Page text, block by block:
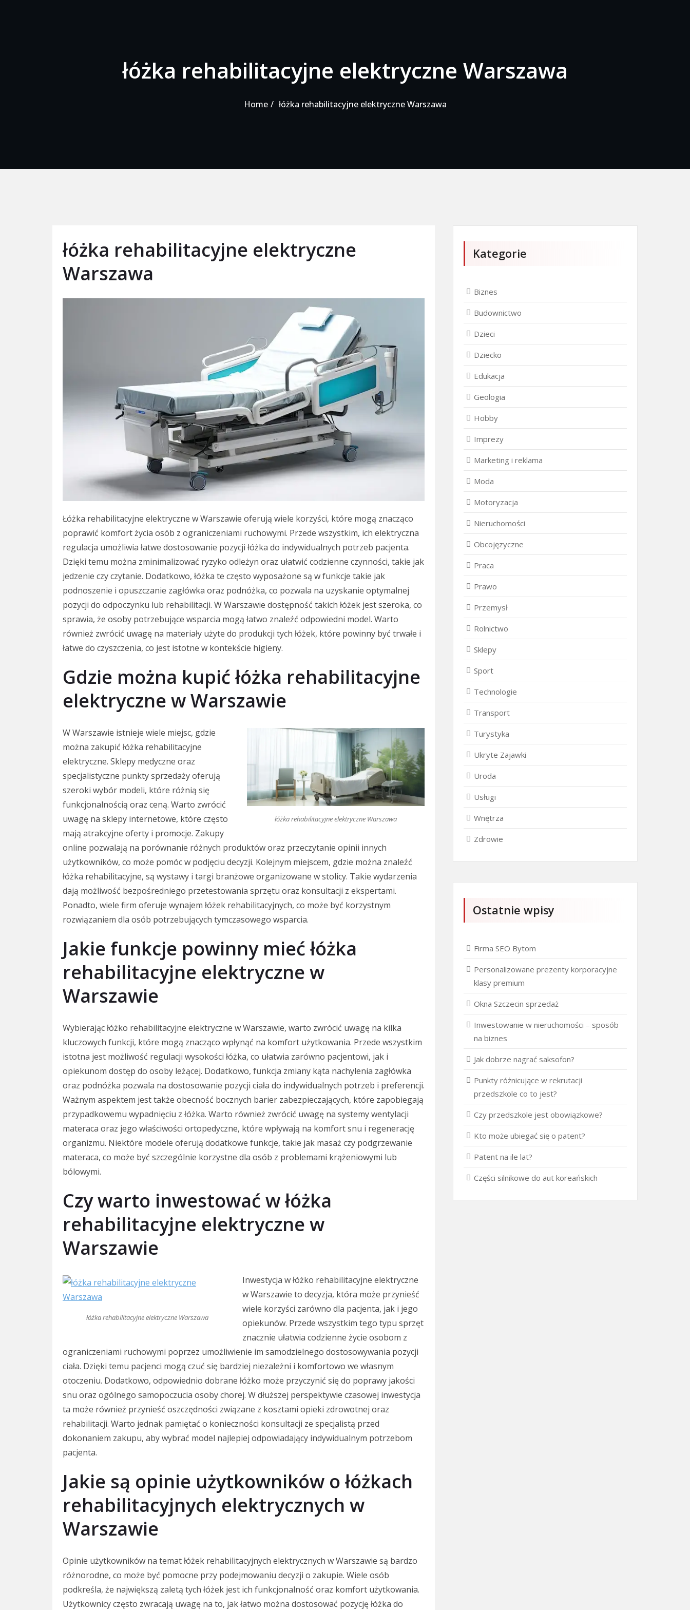
łóżka rehabilitacyjne elektryczne Warszawa
Home łóżka rehabilitacyjne elektryczne Warszawa
łóżka rehabilitacyjne elektryczne
Warszawa
Łóżka rehabilitacyjne elektryczne w Warszawie oferują wiele korzyści, które mogą znacząco
poprawić komfort życia osób z ograniczeniami ruchowymi. Przede wszystkim, ich elektryczna
regulacja umożliwia łatwe dostosowanie pozycji łóżka do indywidualnych potrzeb pacjenta.
Dzięki temu można zminimalizować ryzyko odleżyn oraz ułatwić codzienne czynności, takie jak
jedzenie czy czytanie. Dodatkowo, łóżka te często wyposażone są w funkcje takie jak
podnoszenie i opuszczanie zagłówka oraz podnóżka, co pozwala na uzyskanie optymalnej
pozycji do odpoczynku lub rehabilitacji. W Warszawie dostępność takich łóżek jest szeroka, co
sprawia, że osoby potrzebujące wsparcia mogą łatwo znaleźć odpowiedni model. Warto
również zwrócić uwagę na materiały użyte do produkcji tych łóżek, które powinny być trwałe i
łatwe do czyszczenia, co jest istotne w kontekście higieny.
Gdzie można kupić łóżka rehabilitacyjne
elektryczne w Warszawie
łóżka rehabilitacyjne elektryczne Warszawa
W Warszawie istnieje wiele miejsc, gdzie
można zakupić łóżka rehabilitacyjne
elektryczne. Sklepy medyczne oraz
specjalistyczne punkty sprzedaży oferują
szeroki wybór modeli, które różnią się
funkcjonalnością oraz ceną. Warto zwrócić
uwagę na sklepy internetowe, które często
mają atrakcyjne oferty i promocje. Zakupy
online pozwalają na porównanie różnych produktów oraz przeczytanie opinii innych
użytkowników, co może pomóc w podjęciu decyzji. Kolejnym miejscem, gdzie można znaleźć
łóżka rehabilitacyjne, są wystawy i targi branżowe organizowane w stolicy. Takie wydarzenia
dają możliwość bezpośredniego przetestowania sprzętu oraz konsultacji z ekspertami.
Ponadto, wiele firm oferuje wynajem łóżek rehabilitacyjnych, co może być korzystnym
rozwiązaniem dla osób potrzebujących tymczasowego wsparcia.
Jakie funkcje powinny mieć łóżka
rehabilitacyjne elektryczne w
Warszawie
Wybierając łóżko rehabilitacyjne elektryczne w Warszawie, warto zwrócić uwagę na kilka
kluczowych funkcji, które mogą znacząco wpłynąć na komfort użytkowania. Przede wszystkim
istotna jest możliwość regulacji wysokości łóżka, co ułatwia zarówno pacjentowi, jak i
opiekunom dostęp do osoby leżącej. Dodatkowo, funkcja zmiany kąta nachylenia zagłówka
oraz podnóżka pozwala na dostosowanie pozycji ciała do indywidualnych potrzeb i preferencji.
Ważnym aspektem jest także obecność bocznych barier zabezpieczających, które zapobiegają
przypadkowemu wypadnięciu z łóżka. Warto również zwrócić uwagę na systemy wentylacji
materaca oraz jego właściwości ortopedyczne, które wpływają na komfort snu i regenerację
organizmu. Niektóre modele oferują dodatkowe funkcje, takie jak masaż czy podgrzewanie
materaca, co może być szczególnie korzystne dla osób z problemami krążeniowymi lub
bólowymi.
Czy warto inwestować w łóżka
rehabilitacyjne elektryczne w
Warszawie
łóżka rehabilitacyjne elektryczne Warszawa
Inwestycja w łóżko rehabilitacyjne elektryczne
w Warszawie to decyzja, która może przynieść
wiele korzyści zarówno dla pacjenta, jak i jego
opiekunów. Przede wszystkim tego typu sprzęt
znacznie ułatwia codzienne życie osobom z
ograniczeniami ruchowymi poprzez umożliwienie im samodzielnego dostosowywania pozycji
ciała. Dzięki temu pacjenci mogą czuć się bardziej niezależni i komfortowo we własnym
otoczeniu. Dodatkowo, odpowiednio dobrane łóżko może przyczynić się do poprawy jakości
snu oraz ogólnego samopoczucia osoby chorej. W dłuższej perspektywie czasowej inwestycja
ta może również przynieść oszczędności związane z kosztami opieki zdrowotnej oraz
rehabilitacji. Warto jednak pamiętać o konieczności konsultacji ze specjalistą przed
dokonaniem zakupu, aby wybrać model najlepiej odpowiadający indywidualnym potrzebom
pacjenta.
Jakie są opinie użytkowników o łóżkach
rehabilitacyjnych elektrycznych w
Warszawie
Opinie użytkowników na temat łóżek rehabilitacyjnych elektrycznych w Warszawie są bardzo
różnorodne, co może być pomocne przy podejmowaniu decyzji o zakupie. Wiele osób
podkreśla, że największą zaletą tych łóżek jest ich funkcjonalność oraz komfort użytkowania.
Użytkownicy często zwracają uwagę na to, jak łatwo można dostosować pozycję łóżka do
Kategorie
Biznes
Budownictwo
Dzieci
Dziecko
Edukacja
Geologia
Hobby
Imprezy
Marketing i reklama
Moda
Motoryzacja
Nieruchomości
Obcojęzyczne
Praca
Prawo
Przemysł
Rolnictwo
Sklepy
Sport
Technologie
Transport
Turystyka
Ukryte Zajawki
Uroda
Usługi
Wnętrza
Zdrowie
Ostatnie wpisy
Firma SEO Bytom
Personalizowane prezenty korporacyjne
klasy premium
Okna Szczecin sprzedaż
Inwestowanie w nieruchomości – sposób
na biznes
Jak dobrze nagrać saksofon?
Punkty różnicujące w rekrutacji
przedszkole co to jest?
Czy przedszkole jest obowiązkowe?
Kto może ubiegać się o patent?
Patent na ile lat?
Części silnikowe do aut koreańskich